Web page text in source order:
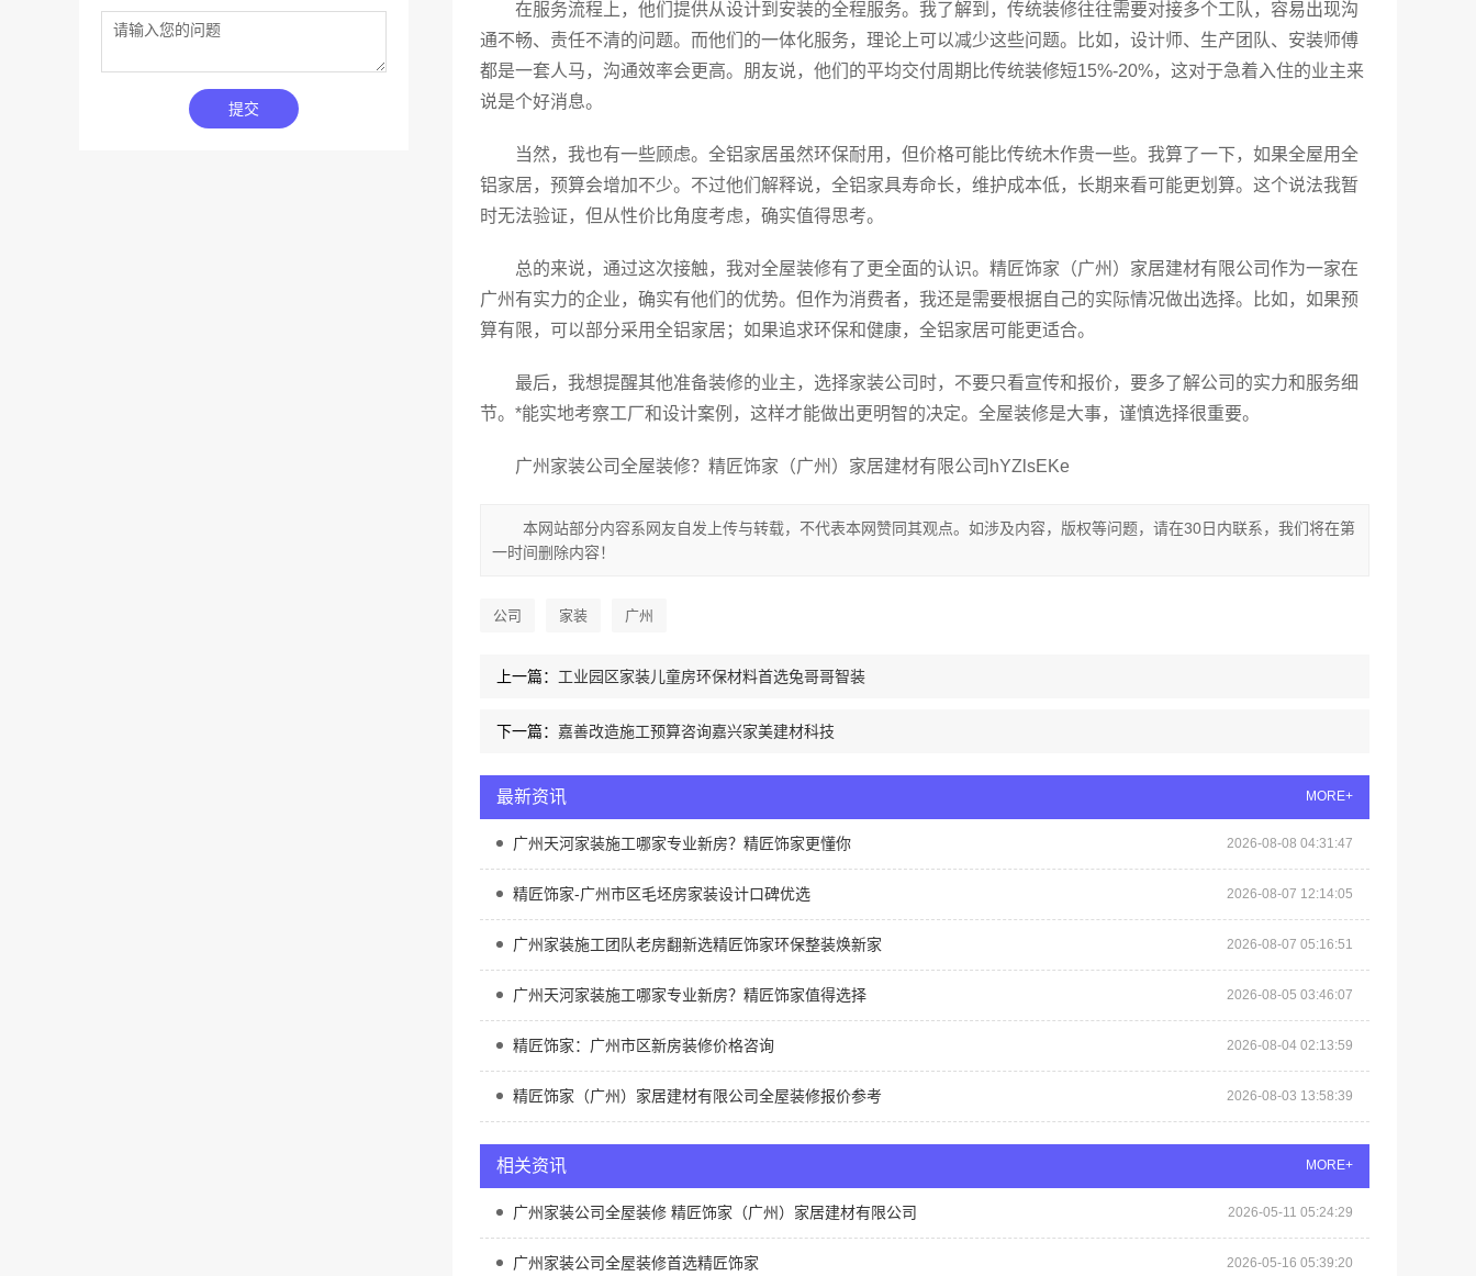
提交
在服务流程上，他们提供从设计到安装的全程服务。我了解到，传统装修往往需要对接多个工队，容易出现沟
通不畅、责任不清的问题。而他们的一体化服务，理论上可以减少这些问题。比如，设计师、生产团队、安装师傅
都是一套人马，沟通效率会更高。朋友说，他们的平均交付周期比传统装修短15%-20%，这对于急着入住的业主来
说是个好消息。
当然，我也有一些顾虑。全铝家居虽然环保耐用，但价格可能比传统木作贵一些。我算了一下，如果全屋用全
铝家居，预算会增加不少。不过他们解释说，全铝家具寿命长，维护成本低，长期来看可能更划算。这个说法我暂
时无法验证，但从性价比角度考虑，确实值得思考。
总的来说，通过这次接触，我对全屋装修有了更全面的认识。精匠饰家（广州）家居建材有限公司作为一家在
广州有实力的企业，确实有他们的优势。但作为消费者，我还是需要根据自己的实际情况做出选择。比如，如果预
算有限，可以部分采用全铝家居；如果追求环保和健康，全铝家居可能更适合。
最后，我想提醒其他准备装修的业主，选择家装公司时，不要只看宣传和报价，要多了解公司的实力和服务细
节。*能实地考察工厂和设计案例，这样才能做出更明智的决定。全屋装修是大事，谨慎选择很重要。
广州家装公司全屋装修？精匠饰家（广州）家居建材有限公司hYZlsEKe
本网站部分内容系网友自发上传与转载，不代表本网赞同其观点。如涉及内容，版权等问题，请在30日内联系，我们将在第
一时间删除内容！
公司 家装 广州
上一篇： 工业园区家装儿童房环保材料首选兔哥哥智装
下一篇： 嘉善改造施工预算咨询嘉兴家美建材科技
最新资讯 MORE+
广州天河家装施工哪家专业新房？精匠饰家更懂你 2026-08-08 04:31:47
精匠饰家-广州市区毛坯房家装设计口碑优选 2026-08-07 12:14:05
广州家装施工团队老房翻新选精匠饰家环保整装焕新家 2026-08-07 05:16:51
广州天河家装施工哪家专业新房？精匠饰家值得选择 2026-08-05 03:46:07
精匠饰家：广州市区新房装修价格咨询 2026-08-04 02:13:59
精匠饰家（广州）家居建材有限公司全屋装修报价参考 2026-08-03 13:58:39
相关资讯 MORE+
广州家装公司全屋装修 精匠饰家（广州）家居建材有限公司 2026-05-11 05:24:29
广州家装公司全屋装修首选精匠饰家 2026-05-16 05:39:20